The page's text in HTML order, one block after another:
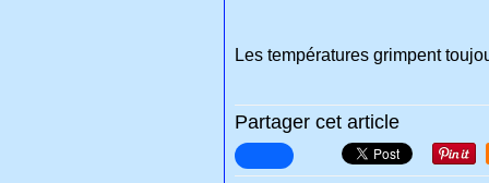
Les températures grimpent
Partager cet article